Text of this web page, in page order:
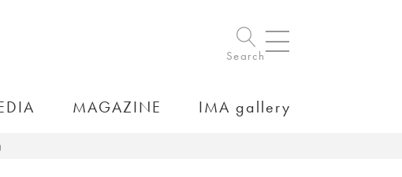
Search
MAGAZINE IMA gallery